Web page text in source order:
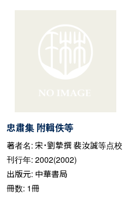
忠肅集 附輯佚等
著者名: 宋・劉摯撰 裴汝誠等点校
刊行年: 2002(2002)
出版元: 中華書局
冊数: 1冊